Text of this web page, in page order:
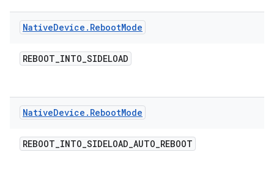
NativeDevice . RebootMode
REBOOT_INTO_SIDELOAD
NativeDevice . RebootMode
REBOOT_INTO_SIDELOAD_AUTO_REBOOT